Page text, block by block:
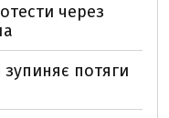
через
потяги